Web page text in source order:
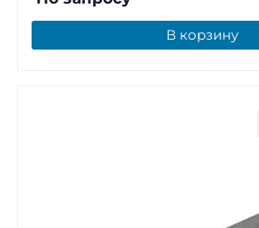
В корзину